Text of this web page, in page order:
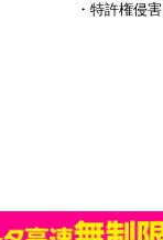
・特許権侵害